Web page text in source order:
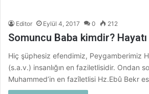
Editor Eylül 4, 2017 0 212
Somuncu Baba kimdir?
Hiç şüphesiz efendimiz, Peygamberimiz
(s.a.v.) insanlığın en faziletlisidir. Ondan
Muhammed’in en fazîletlisi Hz.Ebû Bekr